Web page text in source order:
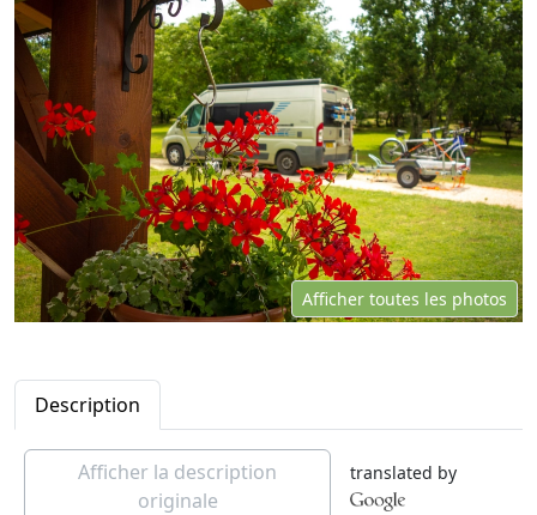
Afficher toutes les photos
Description
Afficher la description
originale
translated by